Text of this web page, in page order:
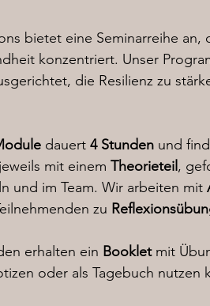
bietet eine Seminarreihe
konzentriert. Unser
die Resilienz zu
dauert 4 Stunden und
mit einem Theorieteil ,
und im Team. Wir arbeiten mit
zu
erhalten ein Bookletmit
oder als Tagebuch nutzen